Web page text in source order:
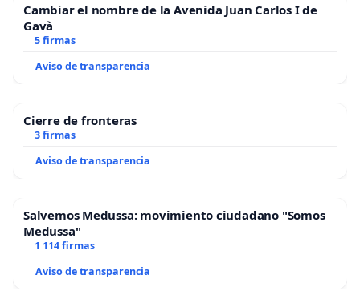
Cambiar el nombre de la Avenida Juan Carlos I de
Gavà
5 firmas
Aviso de transparencia
Cierre de fronteras
3 firmas
Aviso de transparencia
Salvemos Medussa: movimiento ciudadano "Somos
Medussa"
1 114 firmas
Aviso de transparencia